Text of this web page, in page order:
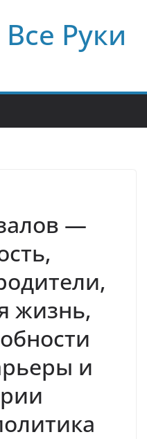
Руки
—
жизнь,
и